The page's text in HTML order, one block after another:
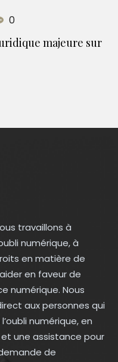
0
majeure sur
travaillons à
numérique, à
en matière de
en faveur de
numérique. Nous
aux personnes qui
numérique, en
une assistance pour
de